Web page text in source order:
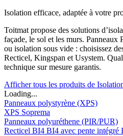
Isolation efficace, adaptée à votre
Toitmat propose des solutions
façade, le sol et les murs.
ou isolation sous vide : choisissez
Recticel, Kingspan et Usystem.
technique sur mesure garantis.
Afficher tous les produits de
Loading...
Panneaux polystyrène (XPS)
XPS Soprema
Panneaux polyuréthene (PIR/PUR)
Recticel BI4 BI4 avec pente intégré